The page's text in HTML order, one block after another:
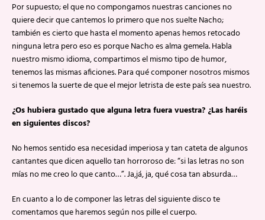
Por supuesto; el que no compongamos nuestras canciones no
quiere decir que cantemos lo primero que nos suelte Nacho;
también es cierto que hasta el momento apenas hemos retocado
ninguna letra pero eso es porque Nacho es alma gemela. Habla
nuestro mismo idioma, compartimos el mismo tipo de humor,
tenemos las mismas aficiones. Para qué componer nosotros mismos
si tenemos la suerte de que el mejor letrista de este país sea nuestro.
¿Os hubiera gustado que alguna letra fuera vuestra? ¿Las haréis
en siguientes discos?
No hemos sentido esa necesidad imperiosa y tan cateta de algunos
cantantes que dicen aquello tan horroroso de: “si las letras no son
mías no me creo lo que canto…”. Ja,já, ja, qué cosa tan absurda…
En cuanto a lo de componer las letras del siguiente disco te
comentamos que haremos según nos pille el cuerpo.